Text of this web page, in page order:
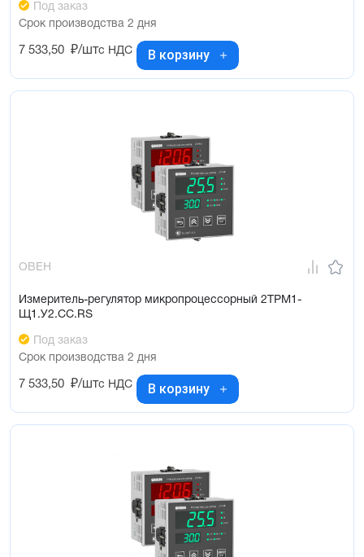
Под заказ
Срок производства 2 дня
7 533,50 ₽/штс НДС В корзину
ОВЕН
Измеритель-регулятор микропроцессорный 2ТРМ1-
Щ1.У2.СС.RS
Под заказ
Срок производства 2 дня
7 533,50 ₽/штс НДС В корзину